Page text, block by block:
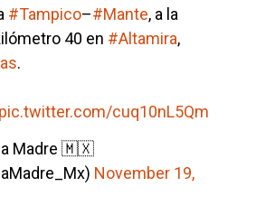
#Tampico–#Mante, a la
40 en #Altamira,
.
pic.twitter.com/cuq10nL5Qm
Madre 🇲🇽
November 19,